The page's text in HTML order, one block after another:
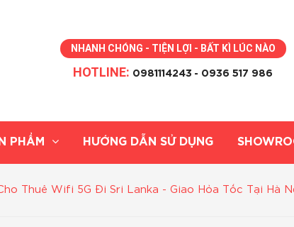
NHANH CHÓNG - TIỆN LỢI - BẤT KÌ LÚC NÀO
HOTLINE: 0981114243 - 0936 517 986
PHẨM HƯỚNG DẪN SỬ DỤNG
Thuê Wifi 5G Đi Sri Lanka - Giao Hỏa Tốc Tại Hà